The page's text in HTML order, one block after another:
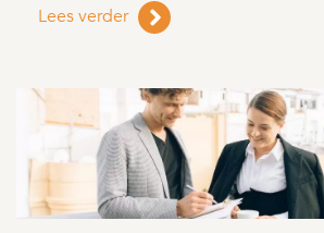
Lees verder